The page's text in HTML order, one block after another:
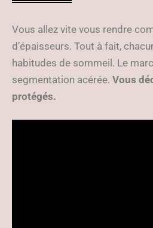
Vous allez vite vous rendre
d’épaisseurs. Tout à fait,
habitudes de sommeil. Le
segmentation acérée. Vous
protégés.